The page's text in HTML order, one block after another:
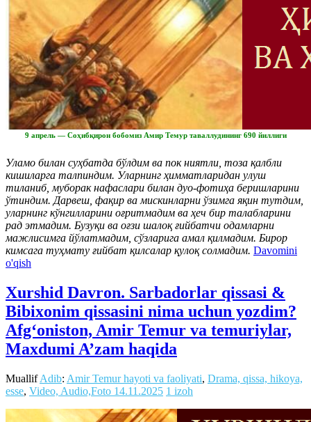
9 апрель — Соҳибқирон бобомиз Амир Темур таваллудининг 690 йиллиги
Уламо билан суҳбатда бўлдим ва пок ниятли, тоза қалбли
кишиларга талпиндим. Уларнинг ҳимматларидан улуш
тиланиб, муборак нафаслари билан дуо-фотиҳа беришларини
ўтиндим. Дарвеш, фақир ва мискинларни ўзимга яқин тутдим,
уларнинг кўнгилларини оғритмадим ва ҳеч бир талабларини
рад этмадим. Бузуқи ва оғзи шалоқ ғийбатчи одамларни
мажлисимга йўлатмадим, сўзларига амал қилмадим. Бирор
кимсага туҳмату ғийбат қилсалар қулоқ солмадим. Davomini
o'qish
Xurshid Davron. Sarbadorlar qissasi &
Bibixonim qissasini nima uchun yozdim?
Afg‘oniston, Amir Temur va temuriylar,
Maxdumi A’zam haqida
MuallifAdib: Amir Temur hayoti va faoliyati, Drama, qissa, hikoya,
esse, Video, Audio,Foto 14.11.2025 1 izoh